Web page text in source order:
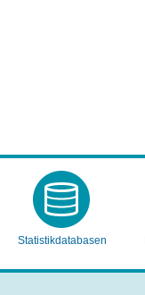
Statistikdatabasen